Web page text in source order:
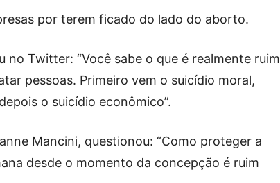
por terem ficado do lado do aborto.
no Twitter: “Você sabe o que é realmente ruim
pessoas. Primeiro vem o suicídio moral,
o suicídio econômico”.
Mancini, questionou: “Como proteger a
desde o momento da concepção é ruim